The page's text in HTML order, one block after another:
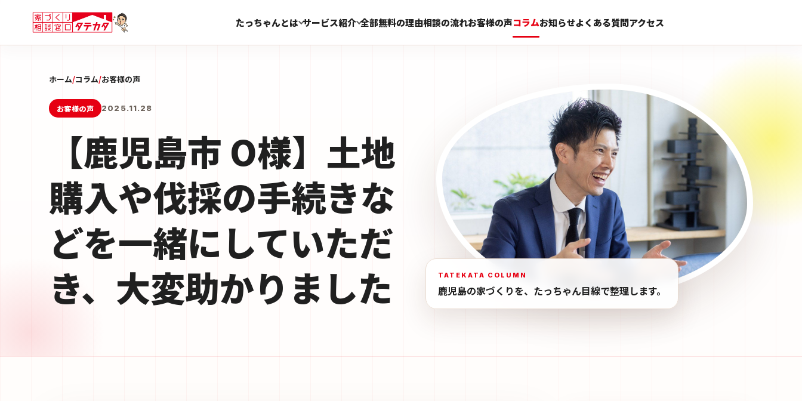
たっちゃんとは サービス紹介 全部無料の理由相談の流れお客様の声コラムお知らせよくある質問アクセス
ホーム/コラム/お客様の声
お客様の声 2025.11.28
【鹿児島市 O様】土地
購入や伐採の手続きな
どを一緒にしていただ
き、大変助かりました
TATEKATA COLUMN
鹿児島の家づくりを、たっちゃん目線で整理します。